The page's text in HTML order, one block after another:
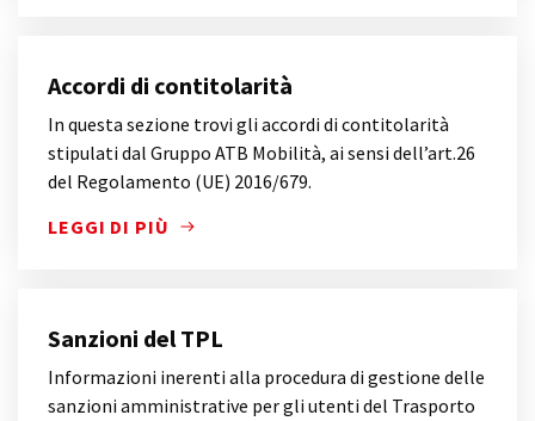
Accordi di contitolarità
In questa sezione trovi gli accordi di contitolarità
stipulati dal Gruppo ATB Mobilità, ai sensi dell’art.26
del Regolamento (UE) 2016/679.
LEGGI DI PIÙ
IN QUESTA SEZIONE TROVI GLI ACCORDI DI
Sanzioni del TPL
Informazioni inerenti alla procedura di gestione delle
sanzioni amministrative per gli utenti del Trasporto